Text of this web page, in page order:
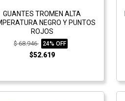
GUANTES TROMEN ALTA
NEGRO Y PUNTOS
ROJOS
$ 68.946 24% OFF
$52.619